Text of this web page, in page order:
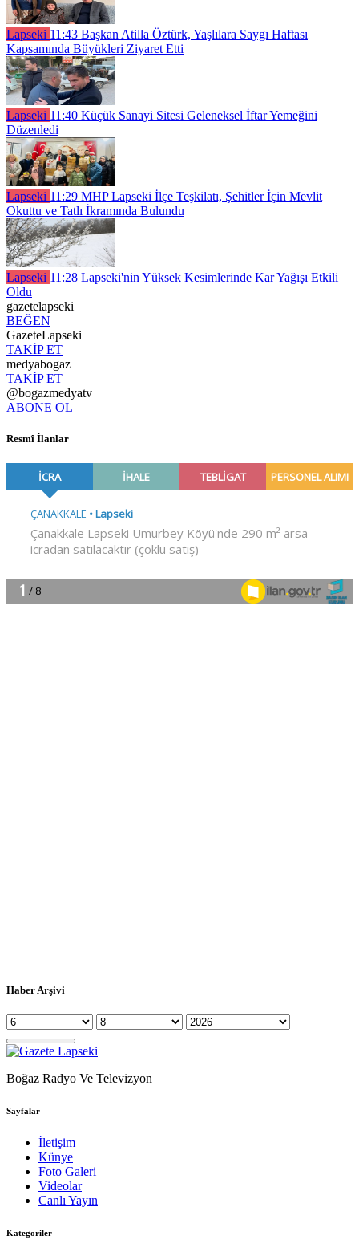
Lapseki 11:43 Başkan Atilla Öztürk, Yaşlılara Saygı Haftası
Kapsamında Büyükleri Ziyaret Etti
Lapseki 11:40 Küçük Sanayi Sitesi Geleneksel İftar Yemeğini
Düzenledi
Lapseki 11:29 MHP Lapseki İlçe Teşkilatı, Şehitler İçin Mevlit
Okuttu ve Tatlı İkramında Bulundu
Lapseki 11:28 Lapseki'nin Yüksek Kesimlerinde Kar Yağışı Etkili
Oldu
gazetelapseki
BEĞEN
GazeteLapseki
TAKİP ET
medyabogaz
TAKİP ET
@bogazmedyatv
ABONE OL
Resmî İlanlar
Haber Arşivi
Boğaz Radyo Ve Televizyon
Sayfalar
İletişim
Künye
Foto Galeri
Videolar
Canlı Yayın
Kategoriler